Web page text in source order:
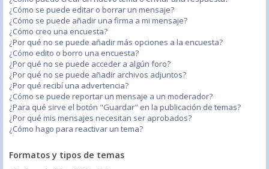
¿Cómo se puede editar o borrar un mensaje?
¿Cómo se puede añadir una firma a mi mensaje?
¿Cómo creo una encuesta?
¿Por qué no se puede añadir más opciones a la encuesta?
¿Cómo edito o borro una encuesta?
¿Por qué no se puede acceder a algún foro?
¿Por qué no se puede añadir archivos adjuntos?
¿Por qué recibí una advertencia?
¿Cómo se puede reportar un mensaje a un moderador?
¿Para qué sirve el botón "Guardar" en la publicación de temas?
¿Por qué mis mensajes necesitan ser aprobados?
¿Cómo hago para reactivar un tema?
Formatos y tipos de temas